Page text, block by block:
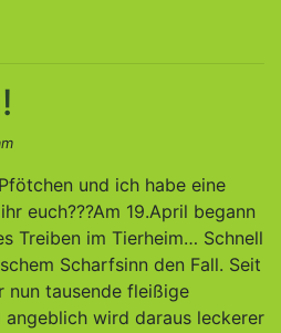
und ich habe eine
euch???Am 19.April begann
Treiben im Tierheim… Schnell
Scharfsinn den Fall. Seit
nun tausende fleißige
angeblich wird daraus leckerer